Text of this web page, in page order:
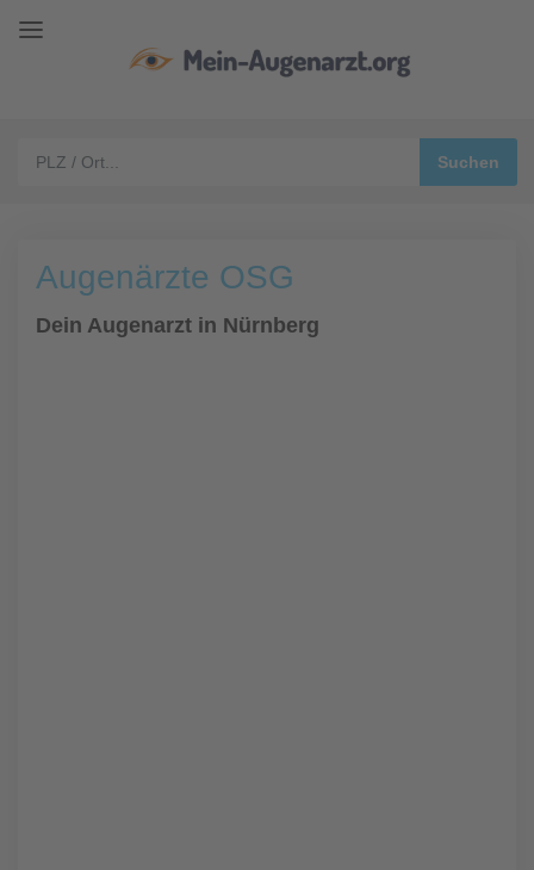
Augenärzte OSG
Dein Augenarzt in Nürnberg